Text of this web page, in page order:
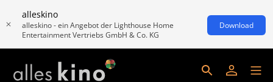
alleskino
alleskino - ein Angebot der Lighthouse Home
Entertainment Vertriebs GmbH & Co. KG
Download